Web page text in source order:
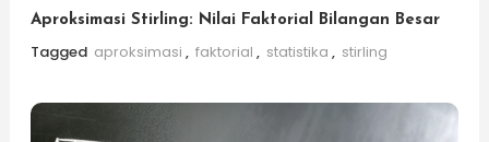
Aproksimasi Stirling: Nilai Faktorial Bilangan Besar
Tagged aproksimasi , faktorial , statistika , stirling